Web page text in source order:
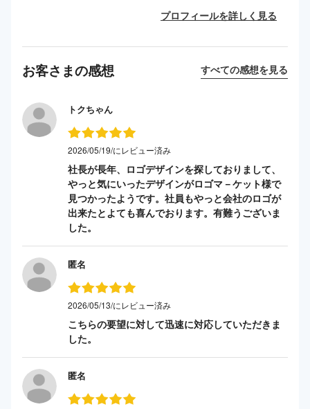
プロフィールを詳しく見る
お客さまの感想 すべての感想を見る
トクちゃん
2026/05/19/にレビュー済み
社長が長年、ロゴデザインを探しておりまして、
やっと気にいったデザインがロゴマ－ケット様で
見つかったようです。社員もやっと会社のロゴが
出来たとよても喜んでおります。有難うございま
した。
匿名
2026/05/13/にレビュー済み
こちらの要望に対して迅速に対応していただきま
した。
匿名